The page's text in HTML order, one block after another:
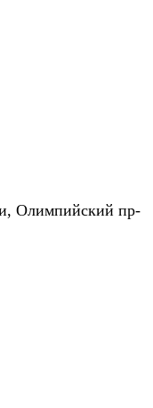
Олимпийский пр-